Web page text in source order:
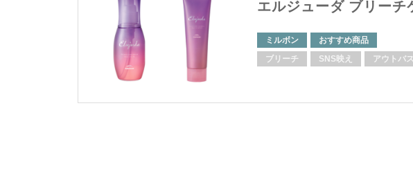
エルジューダ ブリーチ
ミルボン
おすすめ商品
ブリーチ
SNS映え アウトバ